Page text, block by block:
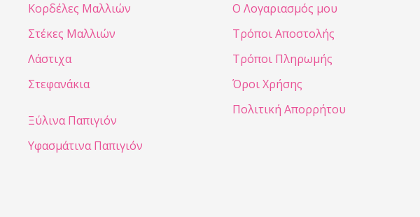
Κορδέλες Μαλλιών
Στέκες Μαλλιών
Λάστιχα
Στεφανάκια
Ξύλινα Παπιγιόν
Υφασμάτινα Παπιγιόν
Ο Λογαριασμός μου
Τρόποι Αποστολής
Τρόποι Πληρωμής
Όροι Χρήσης
Πολιτική Απορρήτου